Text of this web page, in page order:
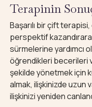
Terapinin
Başarılı bir çift
perspektif
sürmelerine yardımcı
öğrendikleri becerileri
şekilde yönetmek için
almak, ilişkinizde uzun
ilişkinizi yeniden